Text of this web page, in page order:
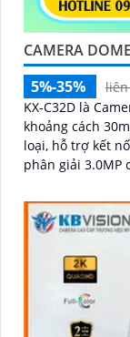
CAMERA
5%-35%
KX-C32D là
khoảng cách
loại, hỗ trợ kết
phân giải 3.0MP